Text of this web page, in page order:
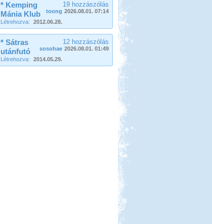
19 hozzászólás
toong 2026.08.01. 07:14
* Kemping
Mánia Klub
Létrehozva: 2012.06.28.
12 hozzászólás
sosohae 2026.08.01. 01:49
* Sátras
utánfutó
Létrehozva: 2014.05.29.